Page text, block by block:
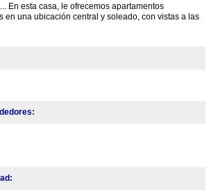
En esta casa, le ofrecemos apartamentos
en una ubicación central y soleado, con vistas a las